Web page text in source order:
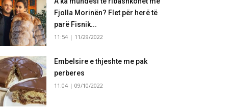
Fjolla Morinën? Flet për herë të
parë Fisnik...
11:54 | 11/29/2022
Embelsire e thjeshte me pak
perberes
11:04 | 09/10/2022